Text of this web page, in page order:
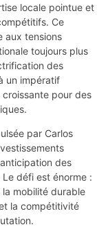
locale pointue et
Ce
aux tensions
toujours plus
des
un impératif
croissante pour des
par Carlos
des
défi est énorme :
mobilité durable
la compétitivité